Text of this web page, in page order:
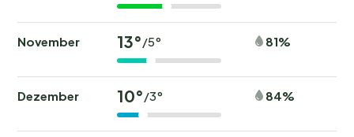
November 13°/5° 81%
Dezember 10°/3° 84%